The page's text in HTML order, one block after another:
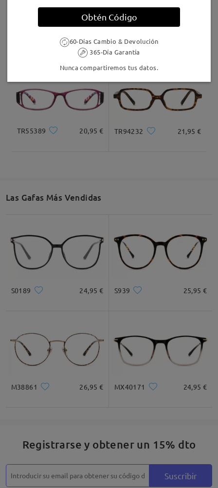
20,95 € AC49000
TR55389 20,95 € TR94232 21,95 €
Las Gafas Más Vendidas
S0189 24,95 € S939 25,95 €
M38861 26,95 € MX40171 24,95 €
Registrarse y obtener un 15% dto
Suscribir
Obtén Código
60-Días Cambio & Devolución
365-Día Garantía
Nunca compartiremos tus datos.